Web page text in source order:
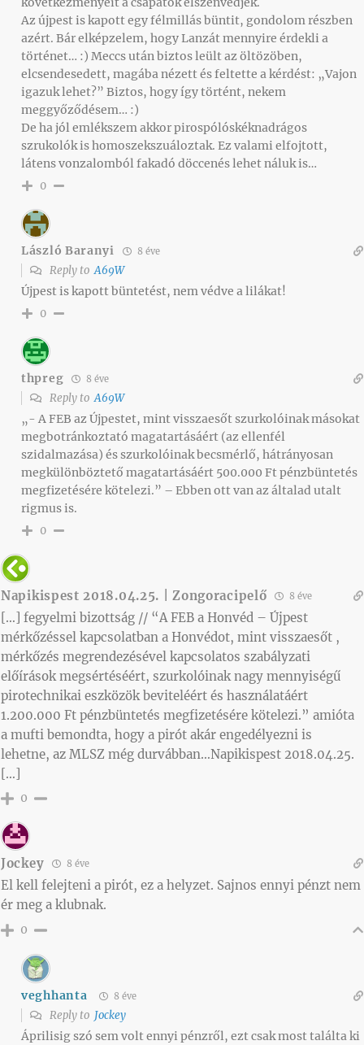
Az újpest is kapott egy félmillás büntit, gondolom részben
azért. Bár elképzelem, hogy Lanzát mennyire érdekli a
történet… :) Meccs után biztos leült az öltözöben,
elcsendesedett, magába nézett és feltette a kérdést: „Vajon
igazuk lehet?” Biztos, hogy így történt, nekem
meggyőződésem… :)
De ha jól emlékszem akkor pirospólóskéknadrágos
szrukolók is homoszekszuáloztak. Ez valami elfojtott,
látens vonzalomból fakadó döccenés lehet náluk is…
0
László Baranyi 8 éve
Reply toA69W
Újpest is kapott büntetést, nem védve a lilákat!
0
thpreg 8 éve
Reply toA69W
„- A FEB az Újpestet, mint visszaesőt szurkolóinak másokat
megbotránkoztató magatartásáért (az ellenfél
szidalmazása) és szurkolóinak becsmérlő, hátrányosan
megkülönböztető magatartásáért 500.000 Ft pénzbüntetés
megfizetésére kötelezi.” – Ebben ott van az általad utalt
rigmus is.
0
Napikispest 2018.04.25. | Zongoracipelő 8 éve
[…] fegyelmi bizottság // “A FEB a Honvéd – Újpest
mérkőzéssel kapcsolatban a Honvédot, mint visszaesőt ,
mérkőzés megrendezésével kapcsolatos szabályzati
előírások megsértéséért, szurkolóinak nagy mennyiségű
pirotechnikai eszközök beviteléért és használatáért
1.200.000 Ft pénzbüntetés megfizetésére kötelezi.” amióta
a mufti bemondta, hogy a pirót akár engedélyezni is
lehetne, az MLSZ még durvábban…Napikispest 2018.04.25.
[…]
0
Jockey 8 éve
El kell felejteni a pirót, ez a helyzet. Sajnos ennyi pénzt nem
ér meg a klubnak.
0
veghhanta 8 éve
Reply to Jockey
Áprilisig szó sem volt ennyi pénzről, ezt csak most találta ki